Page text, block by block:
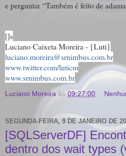
e perguntar “Também é feito de
[]s
Luciano Caixeta Moreira - {Luti}
luciano.moreira@srnimbus.com.br
www.twitter.com/luticm
www.srnimbus.com.br
Luciano Moreira às 09:27:00
SEGUNDA-FEIRA, 9 DE JANEIRO DE
[SQLServerDF]
dentro dos wait types